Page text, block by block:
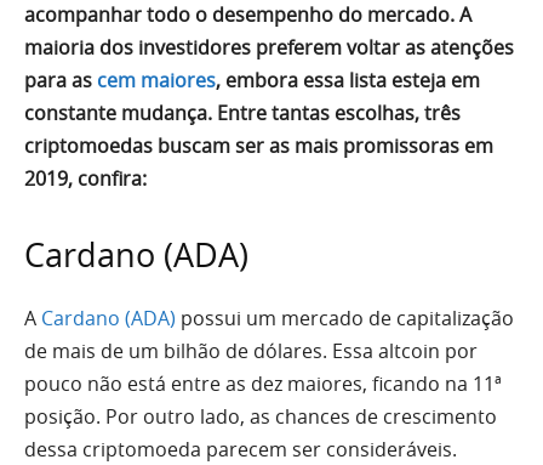
acompanhar todo o desempenho do mercado. A
maioria dos investidores preferem voltar as atenções
para as cem maiores, embora essa lista esteja em
constante mudança. Entre tantas escolhas, três
criptomoedas buscam ser as mais promissoras em
2019, confira:
Cardano (ADA)
A Cardano (ADA) possui um mercado de capitalização
de mais de um bilhão de dólares. Essa altcoin por
pouco não está entre as dez maiores, ficando na 11ª
posição. Por outro lado, as chances de crescimento
dessa criptomoeda parecem ser consideráveis.